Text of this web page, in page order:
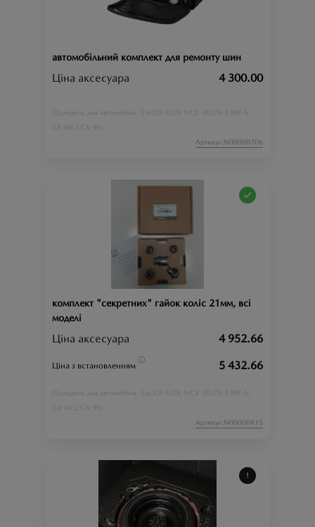
автомобільний комплект для ремонту шин
Ціна аксесуара 4 300.00
Підходить для автомобіля : 3; 6; CX-5; CX-9; CX-30; CX-3;
MX-5;
CX-60;
2; CX-90;
Артикул:N00000706
комплект "секретних" гайок коліс 21мм, всі
моделі
Ціна аксесуара 4 952.66
Ціна з встановленням 5 432.66
Підходить для автомобіля : 3; 6; CX-5; CX-9; CX-30; CX-3;
MX-5;
CX-60;
2; CX-90;
Артикул:N00000815